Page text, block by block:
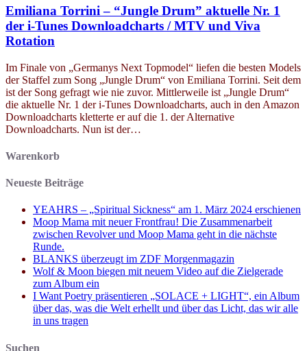
Emiliana Torrini – “Jungle Drum” aktuelle Nr. 1
der i-Tunes Downloadcharts / MTV und Viva
Rotation
Im Finale von „Germanys Next Topmodel“ liefen die besten Models
der Staffel zum Song „Jungle Drum“ von Emiliana Torrini. Seit dem
ist der Song gefragt wie nie zuvor. Mittlerweile ist „Jungle Drum“
die aktuelle Nr. 1 der i-Tunes Downloadcharts, auch in den Amazon
Downloadcharts kletterte er auf die 1. der Alternative
Downloadcharts. Nun ist der…
Warenkorb
Neueste Beiträge
YEAHRS – „Spiritual Sickness“ am 1. März 2024 erschienen
Moop Mama mit neuer Frontfrau! Die Zusammenarbeit
zwischen Revolver und Moop Mama geht in die nächste
Runde.
BLANKS überzeugt im ZDF Morgenmagazin
Wolf & Moon biegen mit neuem Video auf die Zielgerade
zum Album ein
I Want Poetry präsentieren „SOLACE + LIGHT“, ein Album
über das, was die Welt erhellt und über das Licht, das wir alle
in uns tragen
Suchen